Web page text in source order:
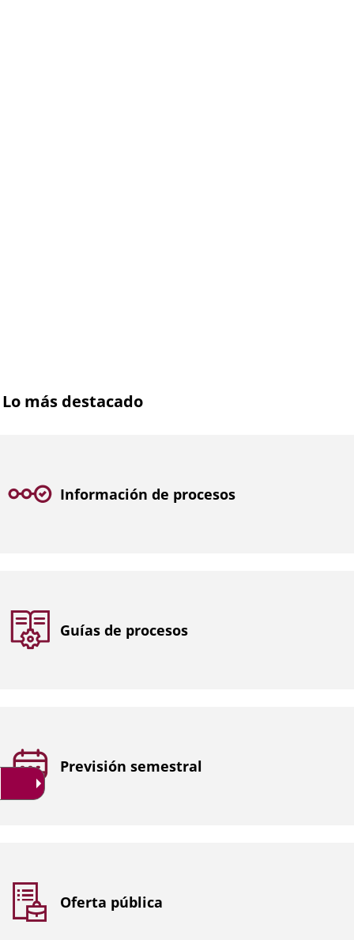
Lo más destacado
Información de procesos
Guías de procesos
Previsión semestral
Oferta pública